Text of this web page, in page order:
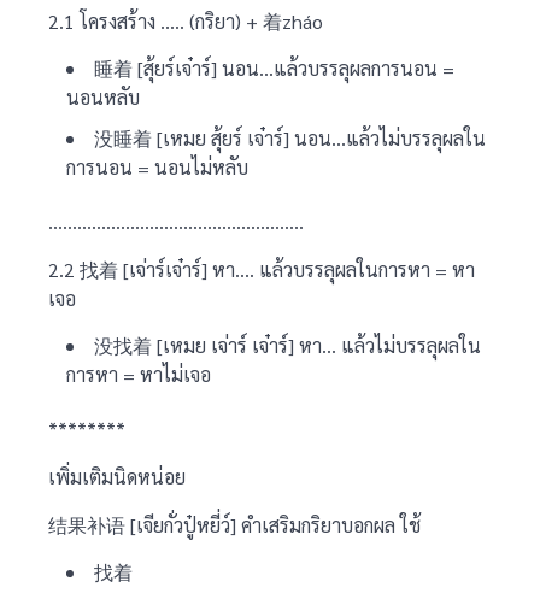
2.1 โครงสร้าง ….. (กริยา) + 着zháo
睡着 [สุ้ยร์เจ๋าร์] นอน…แล้วบรรลุผลการนอน =
นอนหลับ
没睡着 [เหมย สุ้ยร์ เจ๋าร์] นอน…แล้วไม่บรรลุผลใน
การนอน = นอนไม่หลับ
……………………………………………..
2.2 找着 [เจ่าร์เจ๋าร์] หา…. แล้วบรรลุผลในการหา = หา
เจอ
没找着 [เหมย เจ่าร์ เจ๋าร์] หา… แล้วไม่บรรลุผลใน
การหา = หาไม่เจอ
********
เพิ่มเติมนิดหน่อย
结果补语 [เจียกั่วปู๋หยี่ว์] คำเสริมกริยาบอกผล ใช้
找着